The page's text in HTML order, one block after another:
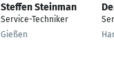
Steffen Steinman
Service-Techniker
Gießen